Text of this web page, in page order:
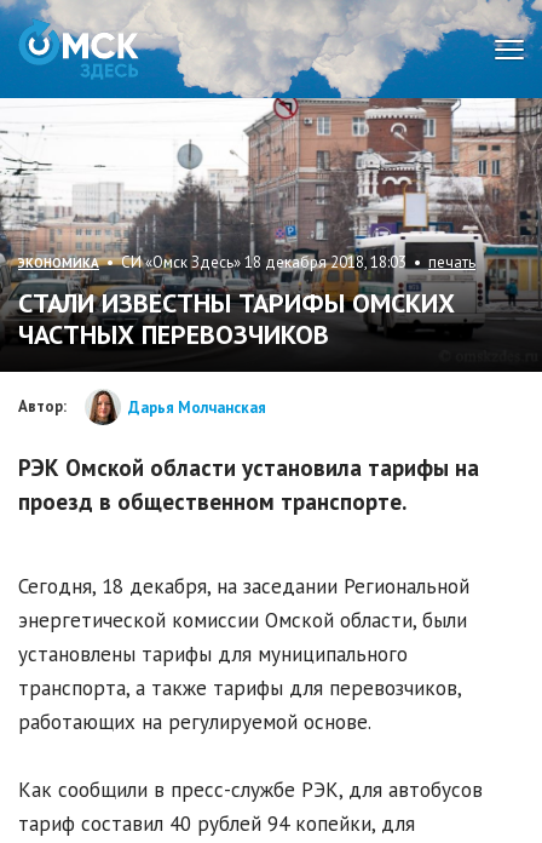
ЭКОНОМИКА• СИ «Омск Здесь» 18 декабря 2018, 18:03 •печать
СТАЛИ ИЗВЕСТНЫ ТАРИФЫ ОМСКИХ
ЧАСТНЫХ ПЕРЕВОЗЧИКОВ
Автор: Дарья Молчанская
РЭК Омской области установила тарифы на
проезд в общественном транспорте.
Сегодня, 18 декабря, на заседании Региональной
энергетической комиссии Омской области, были
установлены тарифы для муниципального
транспорта, а также тарифы для перевозчиков,
работающих на регулируемой основе.
Как сообщили в пресс-службе РЭК, для автобусов
тариф составил 40 рублей 94 копейки, для